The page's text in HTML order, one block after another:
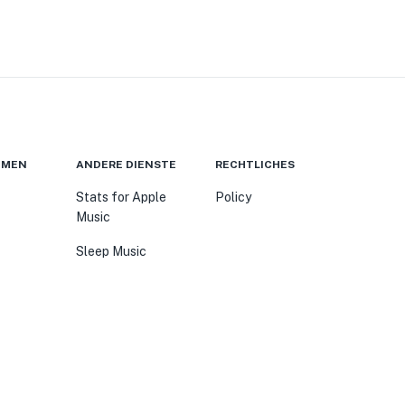
ANDERE DIENSTE
Stats for Apple
Music
Sleep Music
RECHTLICHES
Policy